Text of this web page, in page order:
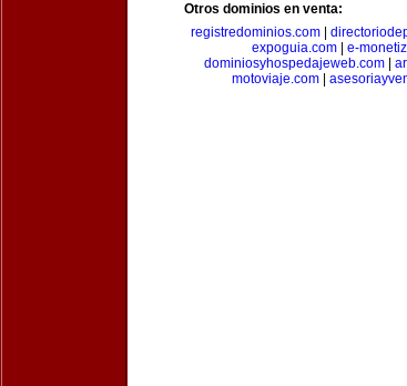
Otros dominios en venta:
registredominios.com|
expoguia.com| e-
dominiosyhospedajeweb.com
motoviaje.com|